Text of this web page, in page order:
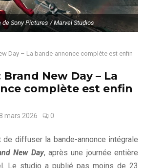
de Sony Pictures / Marvel Studios
Day – La bande-annonce complète est enfin
New Day – La
complète est enfin
mars 2026 0
de diffuser la bande-annonce intégrale
New Day, après une journée entière
Le studio a publié pas moins de 23